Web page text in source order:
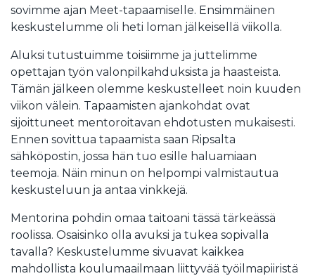
sovimme ajan Meet-tapaamiselle. Ensimmäinen
keskustelumme oli heti loman jälkeisellä viikolla.
Aluksi tutustuimme toisiimme ja juttelimme
opettajan työn valonpilkahduksista ja haasteista.
Tämän jälkeen olemme keskustelleet noin kuuden
viikon välein. Tapaamisten ajankohdat ovat
sijoittuneet mentoroitavan ehdotusten mukaisesti.
Ennen sovittua tapaamista saan Ripsalta
sähköpostin, jossa hän tuo esille haluamiaan
teemoja. Näin minun on helpompi valmistautua
keskusteluun ja antaa vinkkejä.
Mentorina pohdin omaa taitoani tässä tärkeässä
roolissa. Osaisinko olla avuksi ja tukea sopivalla
tavalla? Keskustelumme sivuavat kaikkea
mahdollista koulumaailmaan liittyvää työilmapiiristä